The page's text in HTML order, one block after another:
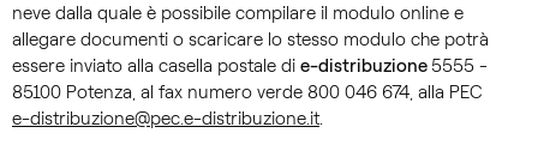
neve dalla quale è possibile compilare il modulo online e
allegare documenti o scaricare lo stesso modulo che potrà
essere inviato alla casella postale di e-distribuzione 5555 -
85100 Potenza, al fax numero verde 800 046 674, alla PEC
e-distribuzione@pec.e-distribuzione.it.